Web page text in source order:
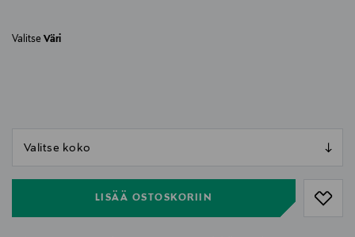
Valitse Väri
LISÄÄ OSTOSKORIIN